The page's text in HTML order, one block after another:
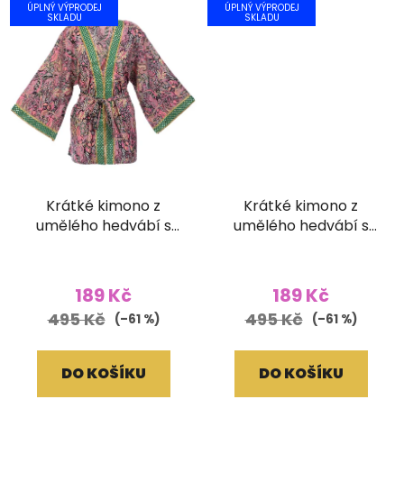
ÚPLNÝ VÝPRODEJ
SKLADU
Krátké kimono z
umělého hedvábí s
189 Kč
495 Kč (–61 %)
DO KOŠÍKU
ÚPLNÝ VÝPRODEJ
SKLADU
Krátké kimono z
umělého hedvábí s
189 Kč
495 Kč (–61 %)
DO KOŠÍKU